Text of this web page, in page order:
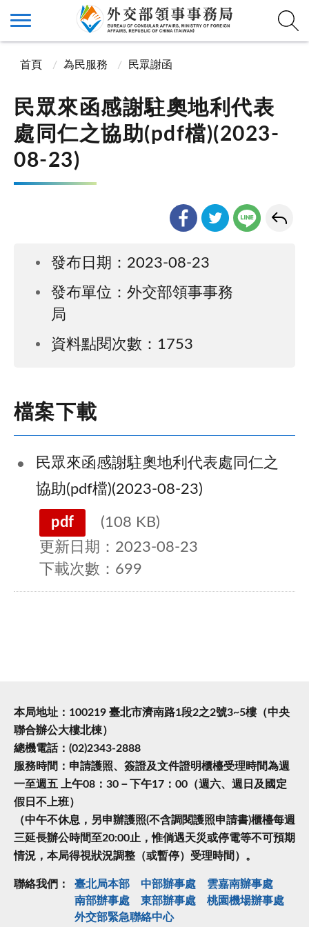
首頁 為民服務 民眾謝函
民眾來函感謝駐奧地利代表
處同仁之協助(pdf檔)(2023-
08-23)
發布日期：2023-08-23
發布單位：外交部領事事務
局
資料點閱次數：1753
檔案下載
民眾來函感謝駐奧地利代表處同仁之
協助(pdf檔)(2023-08-23)
pdf
(108 KB)
更新日期：2023-08-23
下載次數：699
本局地址：100219 臺北市濟南路1段2之2號3~5樓（中央
聯合辦公大樓北棟）
總機電話：(02)2343-2888
服務時間：申請護照、簽證及文件證明櫃檯受理時間為週
一至週五 上午08：30－下午17：00（週六、週日及國定
假日不上班）
（中午不休息，另申辦護照(不含調閱護照申請書)櫃檯每週
三延長辦公時間至20:00止，惟倘遇天災或停電等不可預期
情況，本局得視狀況調整（或暫停）受理時間）。
聯絡我們： 臺北局本部 中部辦事處
雲嘉南辦事處
南部辦事處
東部辦事處
桃園機場辦事處
外交部緊急聯絡中⼼